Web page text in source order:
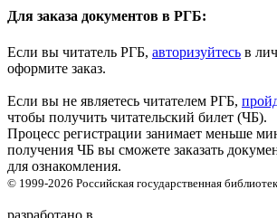
Для заказа документов в РГБ:
Если вы читатель РГБ, авторизуйтесь в
оформите заказ.
Если вы не являетесь читателем РГБ,
чтобы получить читательский билет (ЧБ).
Процесс регистрации занимает меньше
получения ЧБ вы сможете заказать
для ознакомления.
© 1999-2026 Российская государственная
разработано в